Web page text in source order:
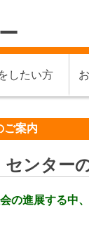
したい方
ご案内
ターの
の進展する中